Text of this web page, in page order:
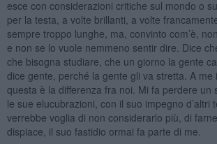
esce con considerazioni critiche sul mondo o
per la testa, a volte brillanti, a volte
sempre troppo lunghe, ma, convinto com’è,
e non se lo vuole nemmeno sentir dire. Dice
che bisogna studiare, che un giorno la gente
dice gente, perché la gente gli va stretta. A me
questa è la differenza fra noi. Mi fa perdere un
le sue elucubrazioni, con il suo impegno d’altri
verrebbe voglia di non considerarlo più, di
dispiace, il suo fastidio ormai fa parte di me.